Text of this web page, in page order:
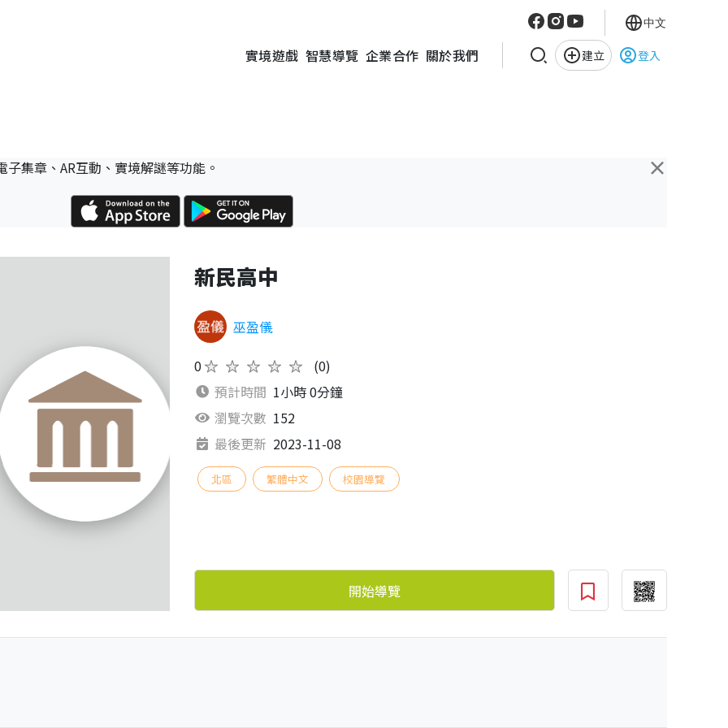
實境遊戲 智慧導覽 企業合作 關於我們 建立 登入
中文
×
集章、AR互動、實境解謎等功能。
新民高中
巫盈儀
0★★★★★
(0)
預計時間 1小時 0分鐘
瀏覽次數 152
最後更新 2023-11-08
北區 繁體中文 校園導覽
開始導覽